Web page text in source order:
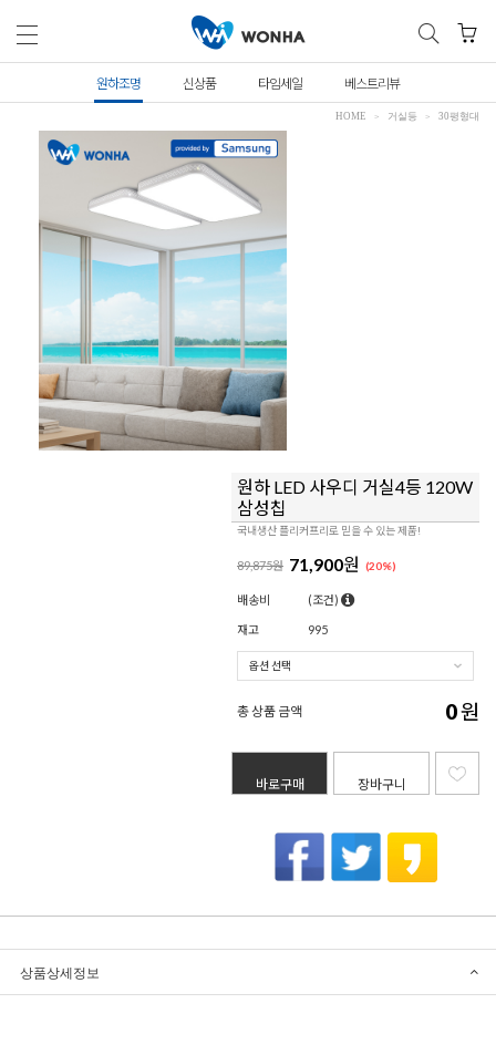
원하조명 신상품 타임세일 베스트리뷰
HOME 거실등 30평형대
원하 LED 사우디 거실4등 120W
삼성칩
국내생산 플리커프리로 믿을 수 있는 제품!
89,875원 71,900원 (20%)
배송비 (조건)
재고 995
총 상품 금액 0원
바로구매 장바구니
상품상세정보